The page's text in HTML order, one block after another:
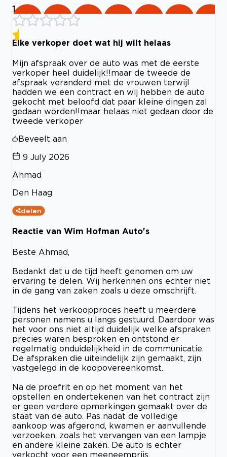
1
Elke verkoper doet wat hij wilt helaas
Mijn afspraak over de auto was met de eerste
verkoper heel duidelijk!!maar de tweede de
afspraak veranderd met de vrouwen terwijl
hadden we een contract en wij hebben de auto
gekocht met beloofd dat paar kleine dingen zal
gedaan worden!!maar helaas niet gedaan door de
tweede verkoper
Beveelt aan
9 July 2026
Ahmad
Den Haag
delen
Reactie van Wim Hofman Auto's
Beste Ahmad,
Bedankt dat u de tijd heeft genomen om uw
ervaring te delen. Wij herkennen ons echter niet
in de gang van zaken zoals u deze omschrijft.
Tijdens het verkoopproces heeft u meerdere
personen namens u langs gestuurd. Daardoor was
het voor ons niet altijd duidelijk welke afspraken
precies waren besproken en ontstond er
regelmatig onduidelijkheid in de communicatie.
De afspraken die uiteindelijk zijn gemaakt, zijn
vastgelegd in de koopovereenkomst.
Na de proefrit en op het moment van het
opstellen en ondertekenen van het contract zijn
er geen verdere opmerkingen gemaakt over de
staat van de auto. Pas nadat de volledige
aankoop was afgerond, kwamen er aanvullende
verzoeken, zoals het vervangen van een lampje
en andere kleine zaken. De auto is echter
verkocht voor een meeneemprijs.